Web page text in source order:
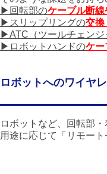
▶回転部のケーブル断
▶スリップリングの交換
▶ATC（ツールチェンジ
▶ロボットハンドのケー
ロボットへのワイヤ
ロボットなど、回転部
用途に応じて「リモー